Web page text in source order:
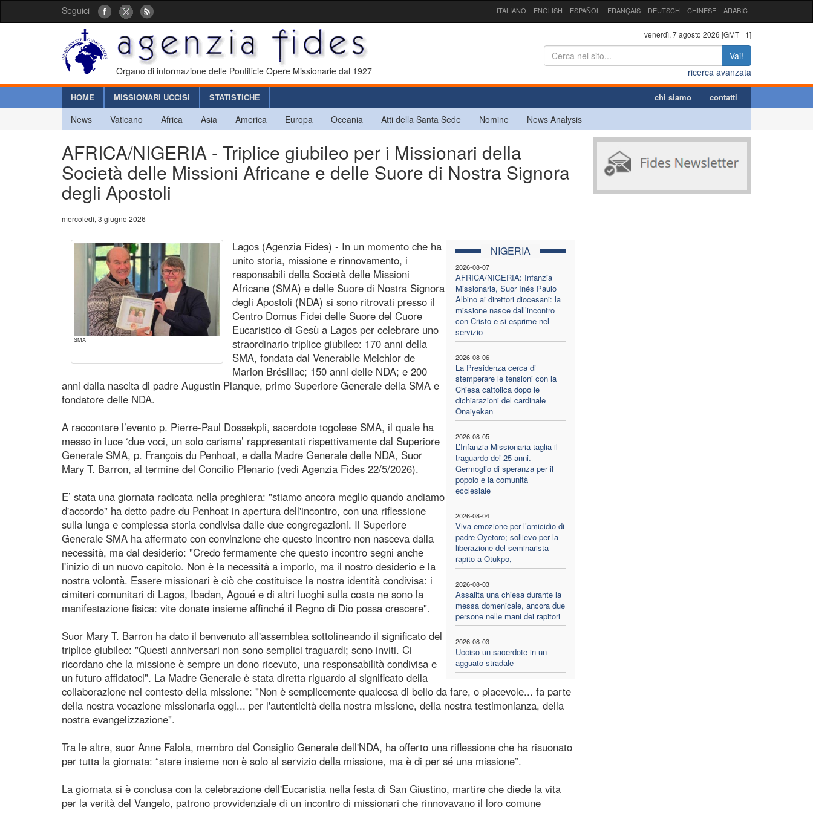
Seguici ITALIANO ENGLISH ESPAÑOL FRANÇAIS DEUTSCH CHINESE ARABIC
Organo di informazione delle Pontificie Opere Missionarie dal 1927
venerdì, 7 agosto 2026 [GMT +1]
Vai!
ricerca avanzata
HOME MISSIONARI UCCISI STATISTICHE chi siamo contatti
News Vaticano Africa Asia America Europa Oceania Atti della Santa Sede Nomine News Analysis
AFRICA/NIGERIA - Triplice giubileo per i Missionari della
Società delle Missioni Africane e delle Suore di Nostra Signora
degli Apostoli
mercoledì, 3 giugno 2026
SMA
NIGERIA
2026-08-07
AFRICA/NIGERIA: Infanzia
Missionaria, Suor Inês Paulo
Albino ai direttori diocesani: la
missione nasce dall’incontro
con Cristo e si esprime nel
servizio
2026-08-06
La Presidenza cerca di
stemperare le tensioni con la
Chiesa cattolica dopo le
dichiarazioni del cardinale
Onaiyekan
2026-08-05
L’Infanzia Missionaria taglia il
traguardo dei 25 anni.
Germoglio di speranza per il
popolo e la comunità
ecclesiale
2026-08-04
Viva emozione per l’omicidio di
padre Oyetoro; sollievo per la
liberazione del seminarista
rapito a Otukpo,
2026-08-03
Assalita una chiesa durante la
messa domenicale, ancora due
persone nelle mani dei rapitori
2026-08-03
Ucciso un sacerdote in un
agguato stradale
Lagos (Agenzia Fides) - In un momento che ha
unito storia, missione e rinnovamento, i
responsabili della Società delle Missioni
Africane (SMA) e delle Suore di Nostra Signora
degli Apostoli (NDA) si sono ritrovati presso il
Centro Domus Fidei delle Suore del Cuore
Eucaristico di Gesù a Lagos per celebrare uno
straordinario triplice giubileo: 170 anni della
SMA, fondata dal Venerabile Melchior de
Marion Brésillac; 150 anni delle NDA; e 200
anni dalla nascita di padre Augustin Planque, primo Superiore Generale della SMA e
fondatore delle NDA.
A raccontare l’evento p. Pierre-Paul Dossekpli, sacerdote togolese SMA, il quale ha
messo in luce ‘due voci, un solo carisma’ rappresentati rispettivamente dal Superiore
Generale SMA, p. François du Penhoat, e dalla Madre Generale delle NDA, Suor
Mary T. Barron, al termine del Concilio Plenario (vedi Agenzia Fides 22/5/2026).
E’ stata una giornata radicata nella preghiera: "stiamo ancora meglio quando andiamo
d'accordo" ha detto padre du Penhoat in apertura dell'incontro, con una riflessione
sulla lunga e complessa storia condivisa dalle due congregazioni. Il Superiore
Generale SMA ha affermato con convinzione che questo incontro non nasceva dalla
necessità, ma dal desiderio: "Credo fermamente che questo incontro segni anche
l'inizio di un nuovo capitolo. Non è la necessità a imporlo, ma il nostro desiderio e la
nostra volontà. Essere missionari è ciò che costituisce la nostra identità condivisa: i
cimiteri comunitari di Lagos, Ibadan, Agoué e di altri luoghi sulla costa ne sono la
manifestazione fisica: vite donate insieme affinché il Regno di Dio possa crescere".
Suor Mary T. Barron ha dato il benvenuto all'assemblea sottolineando il significato del
triplice giubileo: "Questi anniversari non sono semplici traguardi; sono inviti. Ci
ricordano che la missione è sempre un dono ricevuto, una responsabilità condivisa e
un futuro affidatoci". La Madre Generale è stata diretta riguardo al significato della
collaborazione nel contesto della missione: "Non è semplicemente qualcosa di bello da fare, o piacevole... fa parte
della nostra vocazione missionaria oggi... per l'autenticità della nostra missione, della nostra testimonianza, della
nostra evangelizzazione".
Tra le altre, suor Anne Falola, membro del Consiglio Generale dell'NDA, ha offerto una riflessione che ha risuonato
per tutta la giornata: “stare insieme non è solo al servizio della missione, ma è di per sé una missione”.
La giornata si è conclusa con la celebrazione dell'Eucaristia nella festa di San Giustino, martire che diede la vita
per la verità del Vangelo, patrono provvidenziale di un incontro di missionari che rinnovavano il loro comune